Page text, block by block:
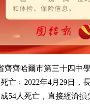
齊齊哈爾市第三十四中
亡﹔2022年4月29日，
54人死亡，直接經濟